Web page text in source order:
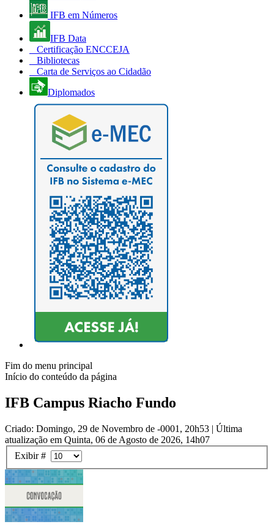
IFB em Números
IFB Data
Certificação ENCCEJA
Bibliotecas
Carta de Serviços ao Cidadão
Diplomados
Fim do menu principal
Início do conteúdo da página
IFB Campus Riacho Fundo
Criado: Domingo, 29 de Novembro de -0001, 20h53 | Última
atualização em Quinta, 06 de Agosto de 2026, 14h07
Exibir #